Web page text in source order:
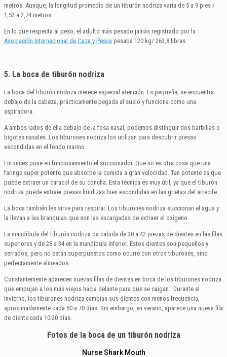
metros. Aunque, la longitud promedio de un tiburón nodriza varía de 5 a 9 pies /
1,52 a 2,74 metros.
En lo que respecta al peso, el adulto más pesado jamás registrado por la
Asociación Internacional de Caza y Pesca pesaba 120 kg/ 263,8 libras.
5. La boca de tiburón nodriza
La boca del tiburón nodriza merece especial atención. Es pequeña, se encuentra
debajo de la cabeza, prácticamente pegada al suelo y funciona como una
aspiradora.
A ambos lados de ella debajo de la fosa nasal, podemos distinguir dos barbillas o
bigotes nasales. Los tiburones nodriza los utilizan para descubrir presas
escondidas en el fondo marino.
Entonces pone en funcionamiento el succionador. Que no es otra cosa que una
faringe super potente que absorbe la comida a gran velocidad. Tan potente es que
puede extraer un caracol de su concha. Esta técnica es muy útil, ya que el tiburón
nodriza puede extraer presas huidizas bien escondidas en las grietas del arrecife.
La boca también les sirve para respirar. Los tiburones nodriza succionan el agua y
la llevan a las branquias que son las encargadas de extraer el oxígeno.
La mandíbula del tiburón nodriza da cabida de 30 a 42 piezas de dientes en las filas
superiores y de 28 a 34 en la mandíbula inferior. Estos dientes son pequeños y
serrados, pero no están superpuestos como ocurre con otros tiburones, sino
perfectamente alineados.
Constantemente aparecen nuevas filas de dientes en boca de los tiburones nodriza
que empujan a los más viejos hacia delante para que se caigan. Durante el
invierno, los tiburones nodriza cambian sus dientes con menos frecuencia,
aproximadamente cada 50 a 70 días. Sin embargo, en verano, aparece una nueva fila
de diente cada 10-20 días.
Fotos de la boca de un tiburón nodriza
Nurse Shark Mouth